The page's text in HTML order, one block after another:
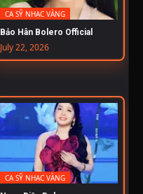
CA SỸ NHẠC VÀNG
Bảo Hân Bolero Official
July 22, 2026
CA SỸ NHẠC VÀNG